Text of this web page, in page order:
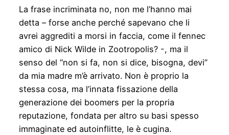
La frase incriminata no, non me l’hanno mai
detta – forse anche perché sapevano che li
avrei aggrediti a morsi in faccia, come il fennec
amico di Nick Wilde in Zootropolis? -, ma il
senso del “non si fa, non si dice, bisogna, devi”
da mia madre m’è arrivato. Non è proprio la
stessa cosa, ma l’innata fissazione della
generazione dei boomers per la propria
reputazione, fondata per altro su basi spesso
immaginate ed autoinflitte, le è cugina.